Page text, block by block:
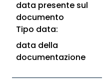
data presente sul
documento
Tipo data:
data della
documentazione